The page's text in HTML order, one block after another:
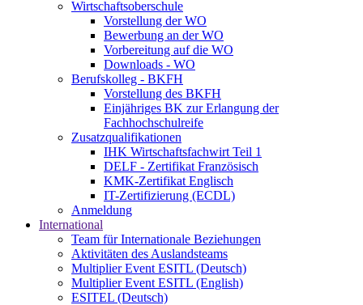
Wirtschaftsoberschule
Vorstellung der WO
Bewerbung an der WO
Vorbereitung auf die WO
Downloads - WO
Berufskolleg - BKFH
Vorstellung des BKFH
Einjähriges BK zur Erlangung der
Fachhochschulreife
Zusatzqualifikationen
IHK Wirtschaftsfachwirt Teil 1
DELF - Zertifikat Französisch
KMK-Zertifikat Englisch
IT-Zertifizierung (ECDL)
Anmeldung
International
Team für Internationale Beziehungen
Aktivitäten des Auslandsteams
Multiplier Event ESITL (Deutsch)
Multiplier Event ESITL (English)
ESITEL (Deutsch)